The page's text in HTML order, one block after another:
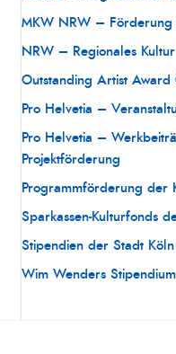
MKW NRW – Förderung
NRW – Regionales
Outstanding Artist Award
Pro Helvetia –
Pro Helvetia –
Projektförderung
Programmförderung der
Sparkassen-Kulturfonds
Stipendien der Stadt
Wim Wenders Stipendium